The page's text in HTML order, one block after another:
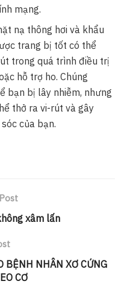
mạng.
nạ thông hơi và khẩu
trang bị tốt có thể
trong quá trình điều trị
hỗ trợ ho. Chúng
bạn bị lây nhiễm, nhưng
thở ra vi-rút và gây
của bạn.
xâm lấn
BỆNH NHÂN XƠ CỨNG
CƠ